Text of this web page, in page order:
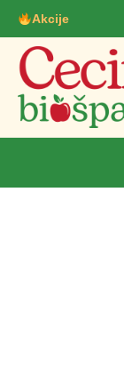
Akcije